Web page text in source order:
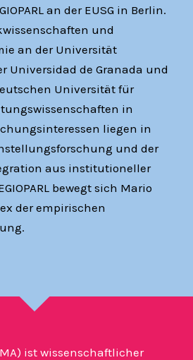
an der EUSG in Berlin.
und
an der Universität
Universidad de Granada und
Universität für
in
liegen in
und der
aus institutioneller
bewegt sich Mario
der empirischen
ist wissenschaftlicher